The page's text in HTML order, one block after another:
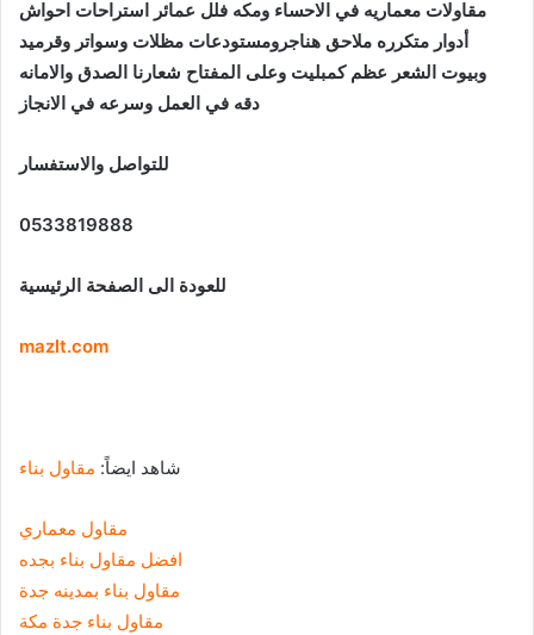
مقاولات معماريه في الاحساء ومكه فلل عمائر استراحات احواش
أدوار متكرره ملاحق هناجرومستودعات مظلات وسواتر وقرميد
وبيوت الشعر عظم كمبليت وعلى المفتاح شعارنا الصدق والامانه
دقه في العمل وسرعه في الانجاز
للتواصل والاستفسار
0533819888
للعودة الى الصفحة الرئيسية
mazlt.com
شاهد ايضاً: مقاول بناء
مقاول معماري
افضل مقاول بناء بجده
مقاول بناء بمدينه جدة
مقاول بناء جدة مكة